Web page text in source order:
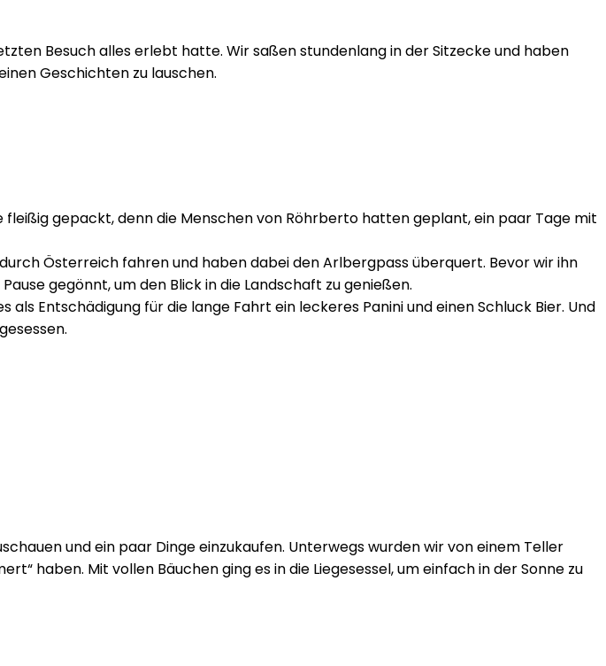
Besuch alles erlebt hatte. Wir saßen stundenlang in der Sitzecke und haben
Geschichten zu lauschen.
gepackt, denn die Menschen von Röhrberto hatten geplant, ein paar Tage mit
Österreich fahren und haben dabei den Arlbergpass überquert. Bevor wir ihn
gegönnt, um den Blick in die Landschaft zu genießen.
Entschädigung für die lange Fahrt ein leckeres Panini und einen Schluck Bier. Und
und ein paar Dinge einzukaufen. Unterwegs wurden wir von einem Teller
haben. Mit vollen Bäuchen ging es in die Liegesessel, um einfach in der Sonne zu